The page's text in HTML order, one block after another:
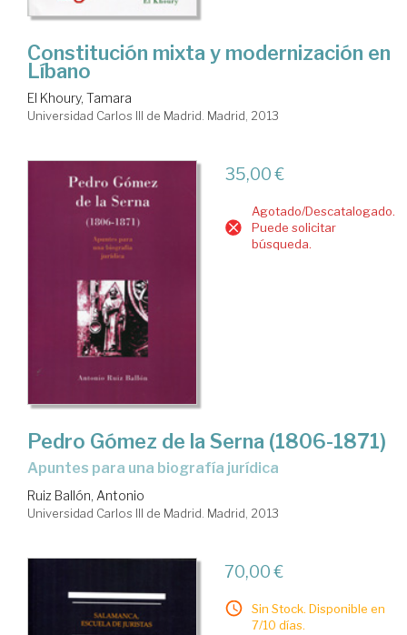
Constitución mixta y modernización en
Líbano
El Khoury, Tamara
Universidad Carlos III de Madrid. Madrid, 2013
35,00 €
Agotado/Descatalogado.
Puede solicitar
búsqueda.
Pedro Gómez de la Serna (1806-1871)
apuntes para una biografía jurídica
Ruiz Ballón, Antonio
Universidad Carlos III de Madrid. Madrid, 2013
70,00 €
Sin Stock. Disponible en
7/10 días.